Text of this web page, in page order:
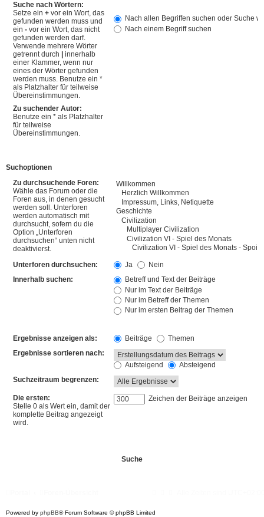
Suche nach Wörtern:
Setze ein + vor ein Wort, das
gefunden werden muss und
ein - vor ein Wort, das nicht
gefunden werden darf.
Verwende mehrere Wörter
getrennt durch
innerhalb
einer Klammer, wenn nur
eines der Wörter gefunden
werden muss. Benutze ein *
als Platzhalter für teilweise
Übereinstimmungen.
Nach allen Begriffen suchen oder Suche
Nach einem Begriff suchen
Zu suchender Autor:
Benutze ein * als Platzhalter
für teilweise
Übereinstimmungen.
Suchoptionen
Zu durchsuchende Foren:
Wähle das Forum oder die
Foren aus, in denen gesucht
werden soll. Unterforen
werden automatisch mit
durchsucht, sofern du die
Option „Unterforen
durchsuchen“ unten nicht
deaktivierst.
Unterforen durchsuchen:
Ja
Nein
Innerhalb suchen:
Betreff und Text der Beiträge
Nur im Text der Beiträge
Nur im Betreff der Themen
Nur im ersten Beitrag der Themen
Ergebnisse anzeigen als: Beiträge
Themen
Ergebnisse sortieren nach:
Aufsteigend
Absteigend
Suchzeitraum begrenzen:
Die ersten:
Stelle 0 als Wert ein, damit der
komplette Beitrag angezeigt
wird.
Zeichen der Beiträge anzeigen
Powered by phpBB® Forum Software © phpBB Limited